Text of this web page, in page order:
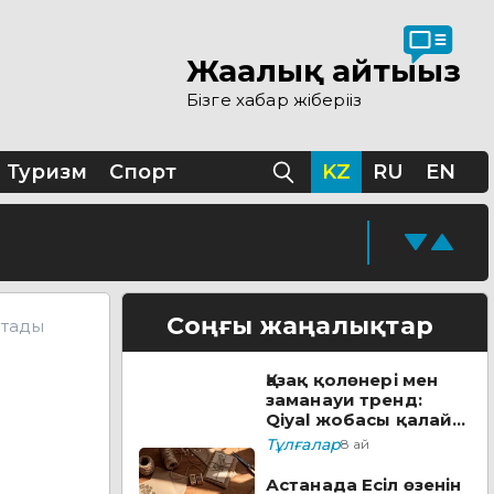
Жаңалық айтыңыз
Бізге хабар жіберіңіз
Туризм Спорт KZ RU EN
табылды
жүріп жатыр
қосады
болады
Соңғы жаңалықтар
Қазақ қолөнері мен
заманауи тренд:
Qiyal жобасы қалай
әлеуметтік лифтке
айналды?
Тұлғалар8 ай
Астанада Есіл өзенін